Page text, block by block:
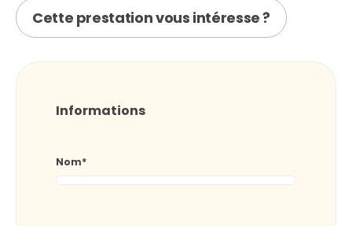
Cette prestation vous intéresse ?
Informations
Nom*